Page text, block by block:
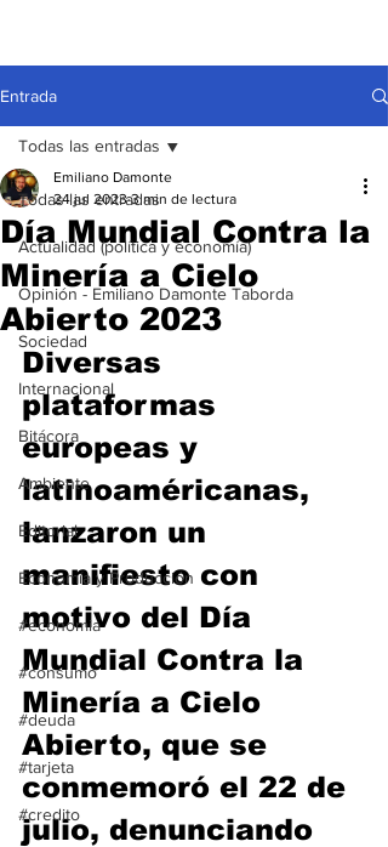
Entrada
Todas las entradas
Actualidad (política y economía)
Opinión - Emiliano Damonte Taborda
Sociedad
Internacional
Bitácora
Ambiente
Editorial
Economía y Producción
#economia
#consumo
#deuda
#tarjeta
#credito
Todas las entradas
Día Mundial Contra la
Minería a Cielo
Abierto 2023
Emiliano Damonte
24 jul 2023 3 min de lectura
Diversas
plataformas
europeas y
latinoaméricanas,
lanzaron un
manifiesto con
motivo del Día
Mundial Contra la
Minería a Cielo
Abierto, que se
conmemoró el 22 de
julio, denunciando